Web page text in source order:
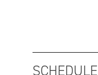
SCHEDULE